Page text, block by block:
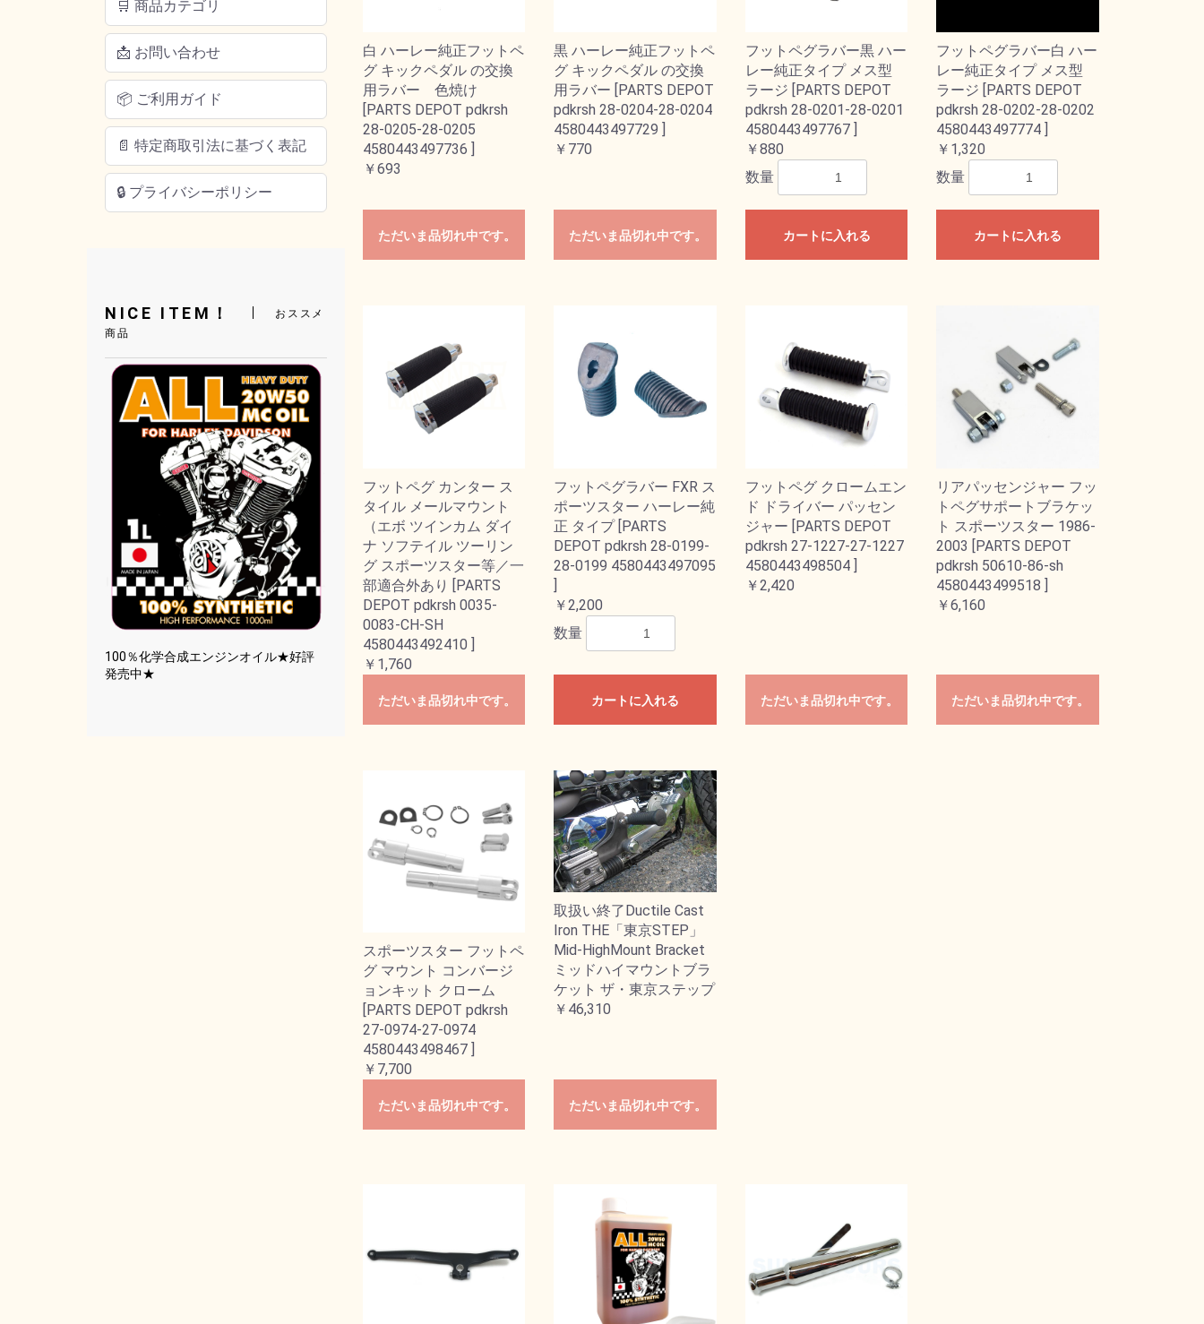
🛒 商品カテゴリ
📩 お問い合わせ
📦 ご利用ガイド
📄 特定商取引法に基づく表記
🔒 プライバシーポリシー
NICE ITEM！
おススメ
商品
100％化学合成エンジンオイル★好評
発売中★
白 ハーレー純正フットペ
グ キックペダル の交換
用ラバー 色焼け
[PARTS DEPOT pdkrsh
28-0205-28-0205
4580443497736 ]
￥693
ただいま品切れ中です。
黒 ハーレー純正フットペ
グ キックペダル の交換
用ラバー [PARTS DEPOT
pdkrsh 28-0204-28-0204
4580443497729 ]
￥770
ただいま品切れ中です。
フットペグラバー黒 ハー
レー純正タイプ メス型
ラージ [PARTS DEPOT
pdkrsh 28-0201-28-0201
4580443497767 ]
￥880
数量
カートに入れる
フットペグラバー白 ハー
レー純正タイプ メス型
ラージ [PARTS DEPOT
pdkrsh 28-0202-28-0202
4580443497774 ]
￥1,320
数量
カートに入れる
フットペグ カンター ス
タイル メールマウント
（エボ ツインカム ダイ
ナ ソフテイル ツーリン
グ スポーツスター等／一
部適合外あり [PARTS
DEPOT pdkrsh 0035-
0083-CH-SH
4580443492410 ]
￥1,760
ただいま品切れ中です。
フットペグラバー FXR ス
ポーツスター ハーレー純
正 タイプ [PARTS
DEPOT pdkrsh 28-0199-
28-0199 4580443497095
]
￥2,200
数量
カートに入れる
フットペグ クロームエン
ド ドライバー パッセン
ジャー [PARTS DEPOT
pdkrsh 27-1227-27-1227
4580443498504 ]
￥2,420
ただいま品切れ中です。
リアパッセンジャー フッ
トペグサポートブラケッ
ト スポーツスター 1986-
2003 [PARTS DEPOT
pdkrsh 50610-86-sh
4580443499518 ]
￥6,160
ただいま品切れ中です。
スポーツスター フットペ
グ マウント コンバージ
ョンキット クローム
[PARTS DEPOT pdkrsh
27-0974-27-0974
4580443498467 ]
￥7,700
ただいま品切れ中です。
取扱い終了Ductile Cast
Iron THE「東京STEP」
Mid-HighMount Bracket
ミッドハイマウントブラ
ケット ザ・東京ステップ
￥46,310
ただいま品切れ中です。